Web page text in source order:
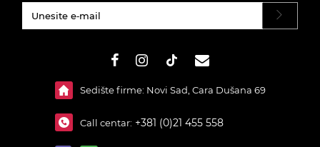
Sedište firme: Novi Sad, Cara Dušana 69
Call centar: +381 (0)21 455 558